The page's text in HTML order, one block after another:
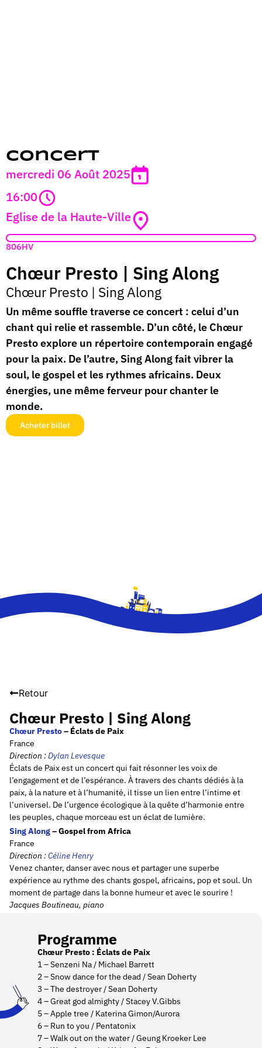
Concert
mercredi 06 Août 2025
16:00
Eglise de la Haute-Ville
806HV
Chœur Presto | Sing Along
Chœur Presto | Sing Along
Un même souffle traverse ce concert : celui d’un
chant qui relie et rassemble. D’un côté, le Chœur
Presto explore un répertoire contemporain engagé
pour la paix. De l’autre, Sing Along fait vibrer la
soul, le gospel et les rythmes africains. Deux
énergies, une même ferveur pour chanter le
monde.
Acheter billet
Retour
Chœur Presto | Sing Along
Chœur Presto– Éclats de Paix
France
Direction :Dylan Levesque
Éclats de Paix est un concert qui fait résonner les voix de
l’engagement et de l’espérance. À travers des chants dédiés à la
paix, à la nature et à l’humanité, il tisse un lien entre l’intime et
l’universel. De l’urgence écologique à la quête d’harmonie entre
les peuples, chaque morceau est un éclat de lumière.
Sing Along– Gospel from Africa
France
Direction :CélineHenry
Venez chanter, danser avec nous et partager une superbe
expérience au rythme des chants gospel, africains, pop et soul. Un
moment de partage dans la bonne humeur et avec le sourire !
Jacques Boutineau, piano
Programme
Chœur Presto : Éclats de Paix
1 – Senzeni Na / Michael Barrett
2 – Snow dance for the dead / Sean Doherty
3 – The destroyer / Sean Doherty
4 – Great god almighty / Stacey V.Gibbs
5 – Apple tree / Katerina Gimon/Aurora
6 – Run to you / Pentatonix
7 – Walk out on the water / Geung Kroeker Lee